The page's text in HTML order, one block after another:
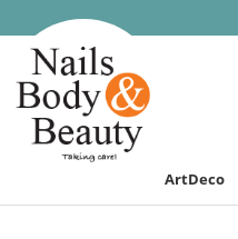
ArtDeco